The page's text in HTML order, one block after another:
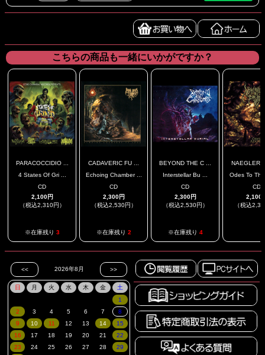
こちらの商品も一緒にいかがですか？
PARACOCCIDIO ...
4 States Of Gri ...
CD
2,100円
（税込2,310円）
※在庫残り 3
CADAVERIC FU ...
Echoing Chamber ...
CD
2,300円
（税込2,530円）
※在庫残り 2
BEYOND THE C ...
Interstellar Bu ...
CD
2,300円
（税込2,530円）
※在庫残り 4
Odes To
CD
2,100
（税込